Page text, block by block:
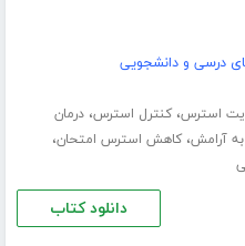
درسی و دانشجویی
استرس،کنترل استرس،درمان
آرامش،کاهش استرس امتحان،
دانلود کتاب